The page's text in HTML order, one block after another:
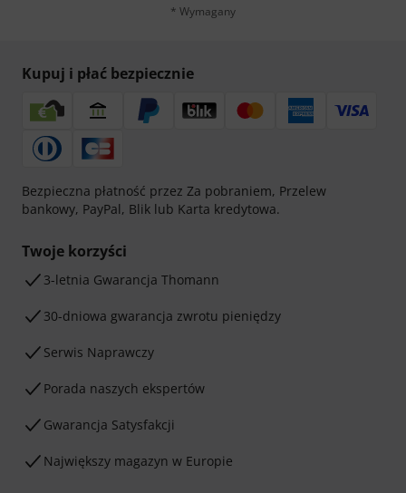
* Wymagany
Kupuj i płać bezpiecznie
Bezpieczna płatność przez Za pobraniem, Przelew
bankowy, PayPal, Blik lub Karta kredytowa.
Twoje korzyści
3-letnia Gwarancja Thomann
30-dniowa gwarancja zwrotu pieniędzy
Serwis Naprawczy
Porada naszych ekspertów
Gwarancja Satysfakcji
Największy magazyn w Europie